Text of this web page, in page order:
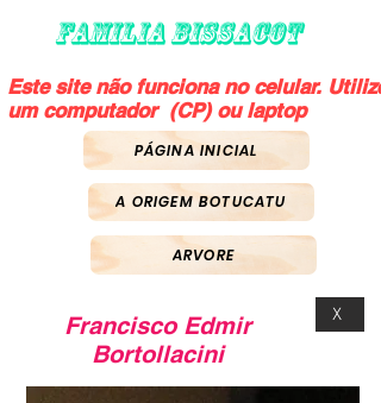
FAMILIA BISSACOT
Este site não funciona no celular. Utilize
um computador (CP) ou laptop
PÁGINA INICIAL
A ORIGEM BOTUCATU
ARVORE
Francisco Edmir
Bortollacini
X